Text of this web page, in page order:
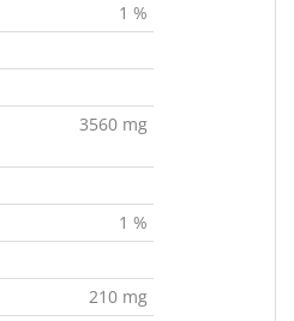
1 %
3560 mg
1 %
210 mg